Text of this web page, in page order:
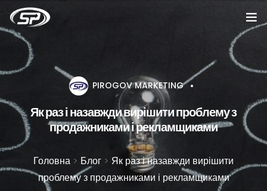
Головна
Кейси
Відгуки
Про компанію
PIROGOV MARKETING
Як раз і назавжди вирішити проблему з
продажниками і рекламщиками
Головна > Блог > Як раз і назавжди вирішити
проблему з продажниками і рекламщиками